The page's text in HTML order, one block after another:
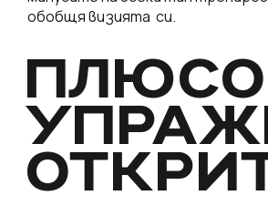
обобщя визията си.